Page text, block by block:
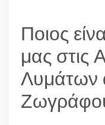
Ποιος
μας στις
Λυμάτων